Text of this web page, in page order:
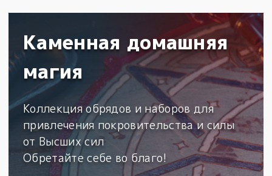
Каменная домашняя
магия
Коллекция обрядов и наборов для
привлечения покровительства и силы
от Высших сил
Обретайте себе во благо!